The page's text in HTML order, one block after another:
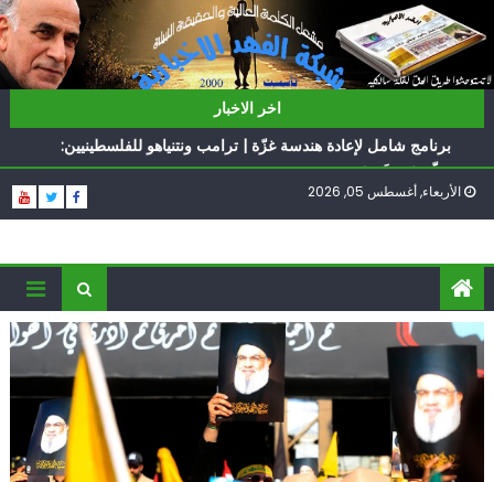
to
content
اخر الاخبار
ناشطة أمريكية يهودية تدعو الدول العربية لوقف التطبيع
أيّ تحدّيات يواجهها حزب الله؟
برنامج شامل لإعادة هندسة غزّة | ترامب ونتنياهو للفلسطينيين:
سلّموا تسلَموا
الغرب يدفن اتفاقاً وُلد ميتاً | إيران تحت العقوبات: جاهزون
للمواجهة
أيّ تحدّيات يواجهها حزب الله؟
الأربعاء, أغسطس 05, 2026